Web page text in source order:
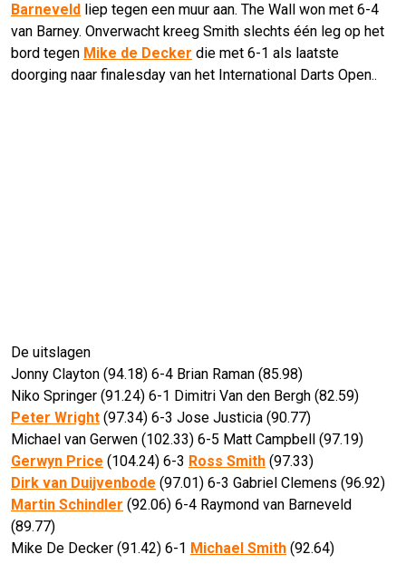
Barneveld liep tegen een muur aan. The Wall won met 6-4
van Barney. Onverwacht kreeg Smith slechts één leg op het
bord tegen Mike de Decker die met 6-1 als laatste
doorging naar finalesday van het International Darts Open..
De uitslagen
Jonny Clayton (94.18) 6-4 Brian Raman (85.98)
Niko Springer (91.24) 6-1 Dimitri Van den Bergh (82.59)
Peter Wright (97.34) 6-3 Jose Justicia (90.77)
Michael van Gerwen (102.33) 6-5 Matt Campbell (97.19)
Gerwyn Price (104.24) 6-3 Ross Smith (97.33)
Dirk van Duijvenbode (97.01) 6-3 Gabriel Clemens (96.92)
Martin Schindler (92.06) 6-4 Raymond van Barneveld
(89.77)
Mike De Decker (91.42) 6-1 Michael Smith (92.64)